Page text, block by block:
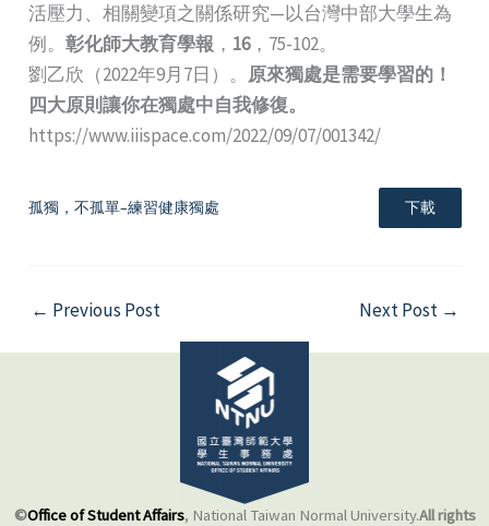
活壓力、相關變項之關係研究—以台灣中部大學生為
例。 彰化師大教育學報 ， 16，75-102。
劉乙欣（2022年9月7日）。 原來獨處是需要學習的！
四大原則讓你在獨處中自我修復。
https://www.iiispace.com/2022/09/07/001342/
孤獨，不孤單–練習健康獨處 下載
← Previous Post Next Post →
©Office of Student Affairs, National Taiwan Normal University.All rights